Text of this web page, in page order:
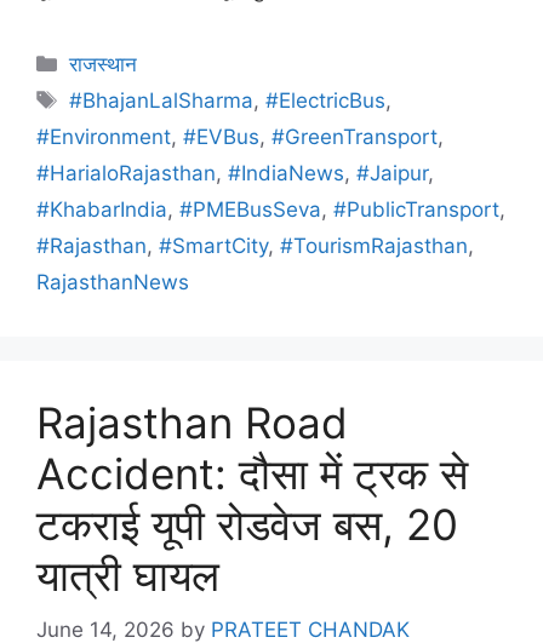
राजस्थान
#BhajanLalSharma,#ElectricBus,
#Environment, #EVBus, #GreenTransport,
#HarialoRajasthan, #IndiaNews, #Jaipur,
#KhabarIndia, #PMEBusSeva, #PublicTransport,
#Rajasthan, #SmartCity, #TourismRajasthan,
RajasthanNews
Rajasthan Road
Accident: दौसा में ट्रक से
टकराई यूपी रोडवेज बस, 20
यात्री घायल
June 14, 2026 by PRATEET CHANDAK